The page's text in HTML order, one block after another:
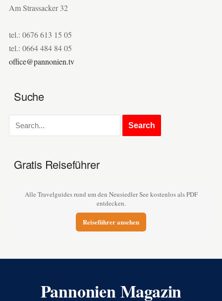
Am Strassacker 32
tel.: 0676 613 15 05
tel.: 0664 484 84 05
office@pannonien.tv
Suche
Gratis Reiseführer
Alle Travelguides rund um den Neusiedler See kostenlos als PDF
entdecken.
Reiseführer ansehen
Pannonien Magazin